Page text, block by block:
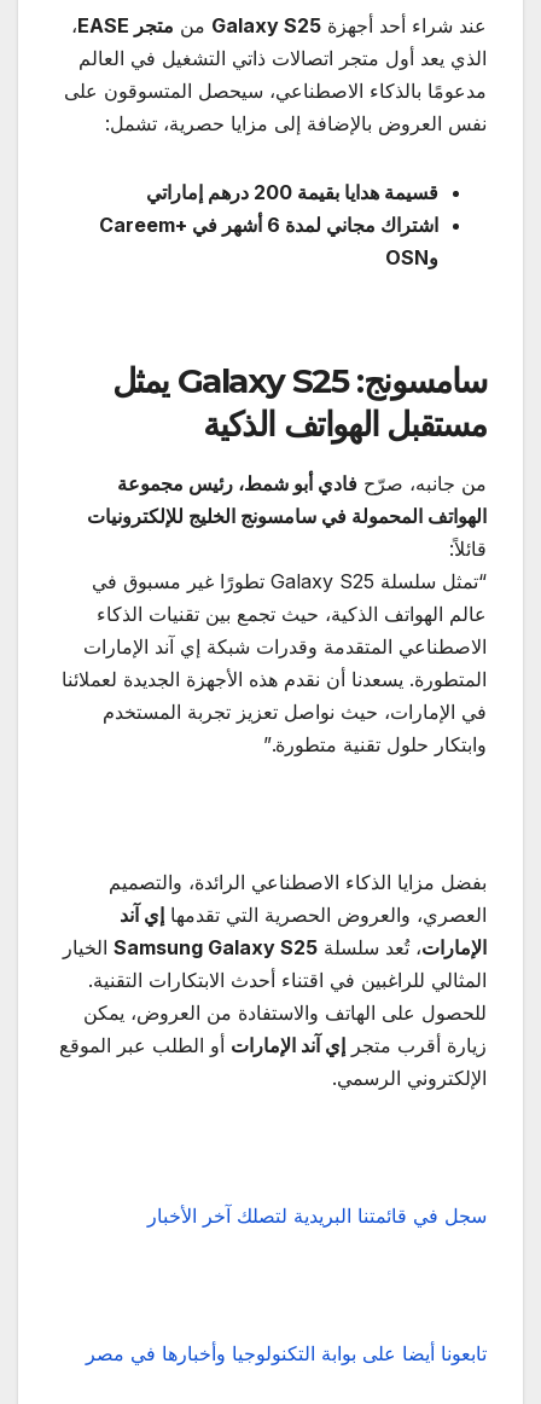
عند شراء أحد أجهزة Galaxy S25 من متجر
،
الذي يعد أول متجر اتصالات ذاتي التشغيل في العالم
مدعومًا بالذكاء الاصطناعي، سيحصل المتسوقون على
نفس العروض بالإضافة إلى مزايا حصرية، تشمل:
قسيمة هدايا بقيمة 200 درهم إماراتي
اشتراك مجاني لمدة 6 أشهر في
+Careem
وOSN
سامسونج: Galaxy S25
يمثل
مستقبل الهواتف الذكية
من جانبه، صرّح فادي أبو شمط، رئيس مجموعة
الهواتف المحمولة في سامسونج الخليج للإلكترونيات
قائلاً:
“تمثل سلسلة Galaxy S25 تطورًا غير مسبوق في
عالم الهواتف الذكية، حيث تجمع بين تقنيات الذكاء
الاصطناعي المتقدمة وقدرات شبكة إي آند الإمارات
المتطورة. يسعدنا أن نقدم هذه الأجهزة الجديدة لعملائنا
في الإمارات، حيث نواصل تعزيز تجربة المستخدم
وابتكار حلول تقنية متطورة.”
بفضل مزايا الذكاء الاصطناعي الرائدة، والتصميم
العصري، والعروض الحصرية التي تقدمها إي آند
الإمارات، تُعد سلسلة Samsung Galaxy S25 الخيار
المثالي للراغبين في اقتناء أحدث الابتكارات التقنية.
للحصول على الهاتف والاستفادة من العروض، يمكن
زيارة أقرب متجر إي آند الإمارات أو الطلب عبر الموقع
الإلكتروني الرسمي.
سجل في قائمتنا البريدية لتصلك آخر الأخبار
تابعونا أيضا على بوابة التكنولوجيا وأخبارها في مصر